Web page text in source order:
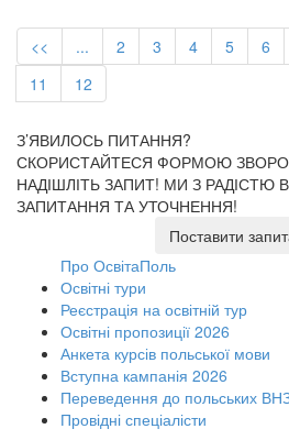
<< ... 2 3 4 5 6
11
12
З’ЯВИЛОСЬ ПИТАННЯ?
СКОРИСТАЙТЕСЯ ФОРМОЮ
НАДІШЛІТЬ ЗАПИТ! МИ З РАДІСТЮ
ЗАПИТАННЯ ТА УТОЧНЕННЯ!
Поставити
Про ОсвітаПоль
Освітні тури
Реєстрація на освітній тур
Освітні пропозиції 2026
Анкета курсів польської мови
Вступна кампанія 2026
Переведення до польських
Провідні спеціалісти